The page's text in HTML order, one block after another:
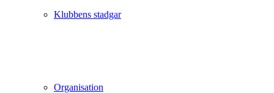
Klubbens stadgar
Organisation